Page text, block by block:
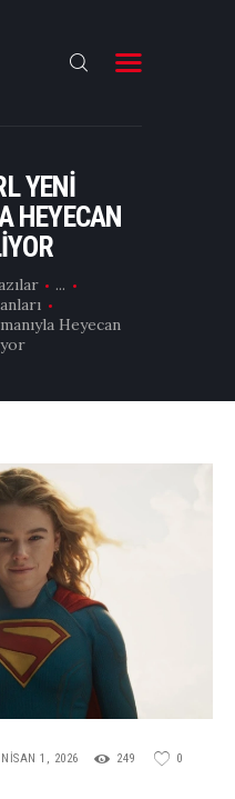
YENI
HEYECAN
...
Heyecan
NISAN 1, 2026 249
0